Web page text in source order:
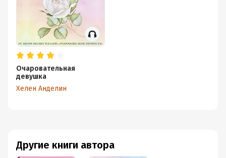
Другие книги автора
Очаровательная
девушка
Хелен Анделин